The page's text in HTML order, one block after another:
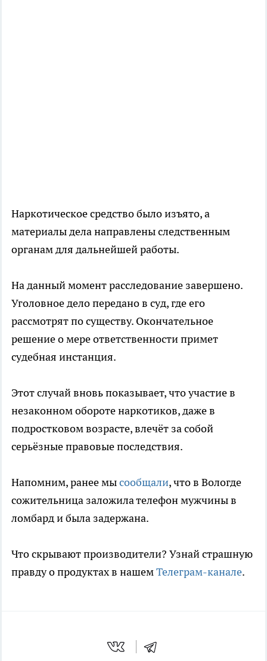
Наркотическое средство было изъято, а
материалы дела направлены следственным
органам для дальнейшей работы.
На данный момент расследование завершено.
Уголовное дело передано в суд, где его
рассмотрят по существу. Окончательное
решение о мере ответственности примет
судебная инстанция.
Этот случай вновь показывает, что участие в
незаконном обороте наркотиков, даже в
подростковом возрасте, влечёт за собой
серьёзные правовые последствия.
Напомним, ранее мысообщали, что в Вологде
сожительница заложила телефон мужчины в
ломбард и была задержана.
Что скрывают производители? Узнай страшную
правду о продуктах в нашемТелеграм-канале.